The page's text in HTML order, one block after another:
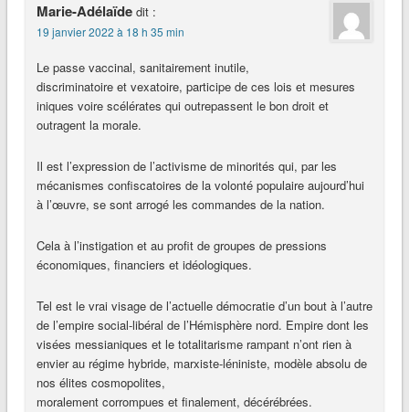
Marie-Adélaïde dit :
19 janvier 2022 à 18 h 35 min
Le passe vaccinal, sanitairement inutile,
discriminatoire et vexatoire, participe de ces lois et mesures
iniques voire scélérates qui outrepassent le bon droit et
outragent la morale.
Il est l’expression de l’activisme de minorités qui, par les
mécanismes confiscatoires de la volonté populaire aujourd’hui
à l’œuvre, se sont arrogé les commandes de la nation.
Cela à l’instigation et au profit de groupes de pressions
économiques, financiers et idéologiques.
Tel est le vrai visage de l’actuelle démocratie d’un bout à l’autre
de l’empire social-libéral de l’Hémisphère nord. Empire dont les
visées messianiques et le totalitarisme rampant n’ont rien à
envier au régime hybride, marxiste-léniniste, modèle absolu de
nos élites cosmopolites,
moralement corrompues et finalement, décérébrées.